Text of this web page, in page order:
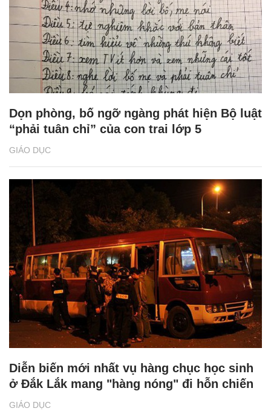
GIÁO DỤC
Dọn phòng, bố ngỡ ngàng phát hiện Bộ luật
“phải tuân chỉ” của con trai lớp 5
GIÁO DỤC
Diễn biến mới nhất vụ hàng chục học sinh
ở Đắk Lắk mang "hàng nóng" đi hỗn chiến